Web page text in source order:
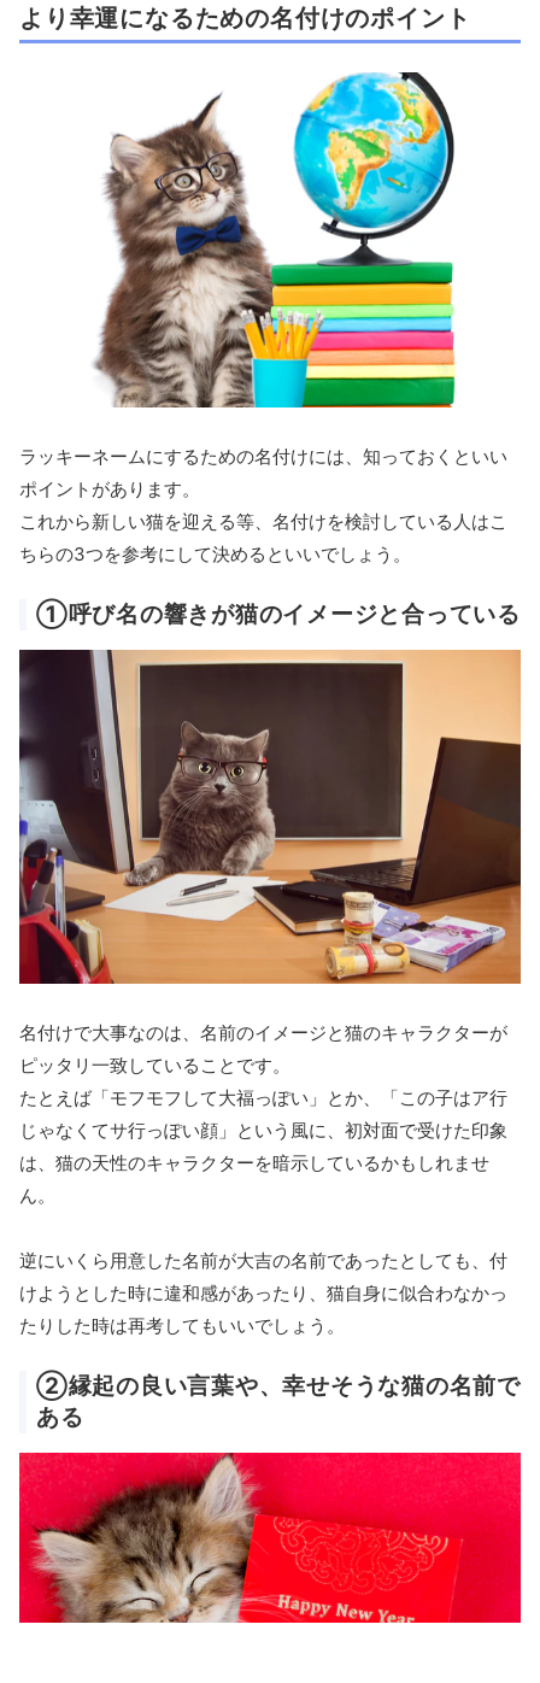
より幸運になるための名付けのポイント
ラッキーネームにするための名付けには、知っておくといい
ポイントがあります。
これから新しい猫を迎える等、名付けを検討している人はこ
ちらの3つを参考にして決めるといいでしょう。
①呼び名の響きが猫のイメージと合っている
名付けで大事なのは、名前のイメージと猫のキャラクターが
ピッタリ一致していることです。
たとえば「モフモフして大福っぽい」とか、「この子はア行
じゃなくてサ行っぽい顔」という風に、初対面で受けた印象
は、猫の天性のキャラクターを暗示しているかもしれませ
ん。
逆にいくら用意した名前が大吉の名前であったとしても、付
けようとした時に違和感があったり、猫自身に似合わなかっ
たりした時は再考してもいいでしょう。
②縁起の良い言葉や、幸せそうな猫の名前で
ある